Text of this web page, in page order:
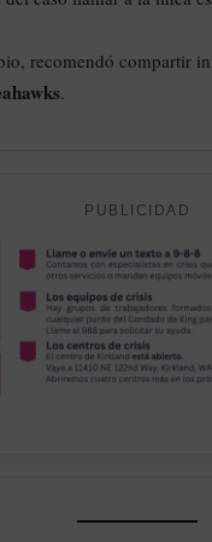
recomendó compartir
.
PUBLICIDAD